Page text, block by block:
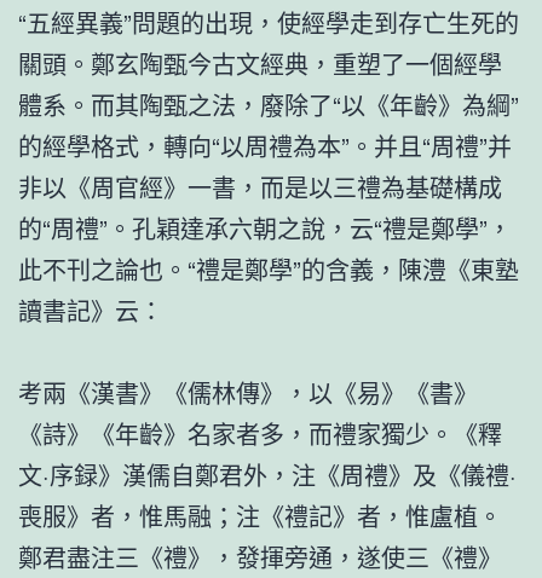
“五經異義”問題的出現，使經學走到存亡生死的
關頭。鄭玄陶甄今古文經典，重塑了一個經學
體系。而其陶甄之法，廢除了“以《年齡》為綱”
的經學格式，轉向“以周禮為本”。并且“周禮”并
非以《周官經》一書，而是以三禮為基礎構成
的“周禮”。孔穎達承六朝之說，云“禮是鄭學”，
此不刊之論也。“禮是鄭學”的含義，陳澧《東塾
讀書記》云：
考兩《漢書》《儒林傳》，以《易》《書》
《詩》《年齡》名家者多，而禮家獨少。《釋
文·序録》漢儒自鄭君外，注《周禮》及《儀禮·
喪服》者，惟馬融；注《禮記》者，惟盧植。
鄭君盡注三《禮》，發揮旁通，遂使三《禮》